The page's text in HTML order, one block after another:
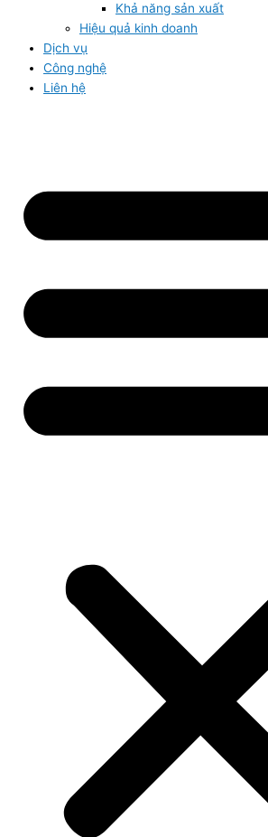
Khả năng sản xuất
Hiệu quả kinh doanh
Dịch vụ
Công nghệ
Liên hệ